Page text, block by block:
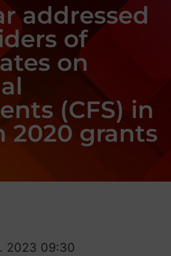
addressed
of
on
(CFS) in
2020 grants
2023 09:30